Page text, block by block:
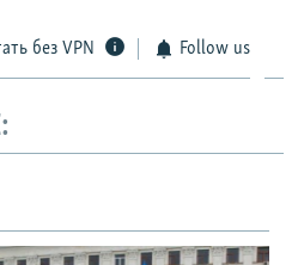
без VPN Follow us